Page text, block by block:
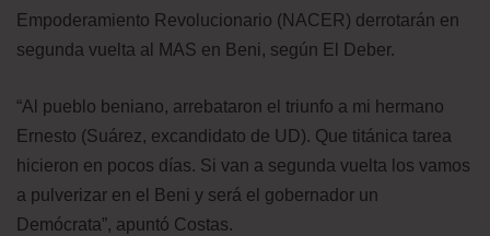
Empoderamiento Revolucionario (NACER) derrotarán en
segunda vuelta al MAS en Beni, según El Deber.
“Al pueblo beniano, arrebataron el triunfo a mi hermano
Ernesto (Suárez, excandidato de UD). Que titánica tarea
hicieron en pocos días. Si van a segunda vuelta los vamos
a pulverizar en el Beni y será el gobernador un
Demócrata”, apuntó Costas.